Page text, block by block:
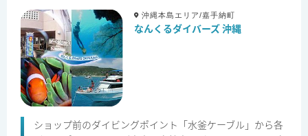
沖縄本島エリア/嘉手納町
なんくるダイバーズ 沖縄
ショップ前のダイビングポイント「水釜ケーブル」から各